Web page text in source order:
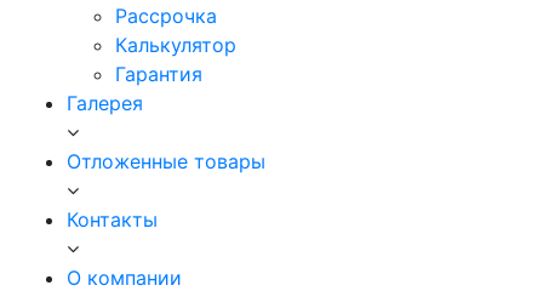
Рассрочка
Калькулятор
Гарантия
Галерея
Отложенные товары
Контакты
О компании